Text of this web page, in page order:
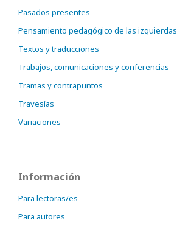
Pasados presentes
Pensamiento pedagógico de las izquierdas
Textos y traducciones
Trabajos, comunicaciones y conferencias
Tramas y contrapuntos
Travesías
Variaciones
Información
Para lectoras/es
Para autores